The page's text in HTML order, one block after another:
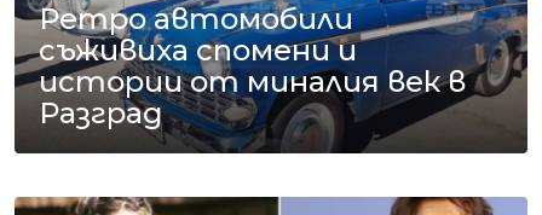
Ретро автомобили
съживиха спомени и
истории от миналия век в
Разград